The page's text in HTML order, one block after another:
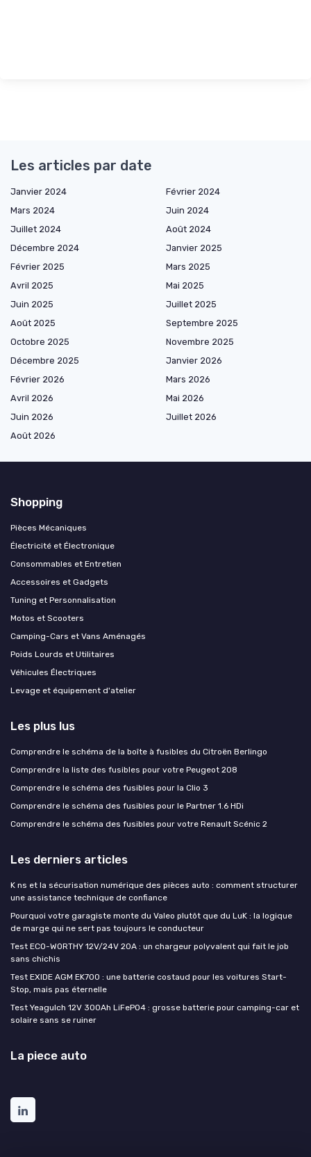
Les articles par date
Janvier 2024
Février 2024
Mars 2024
Juin 2024
Juillet 2024
Août 2024
Décembre 2024
Janvier 2025
Février 2025
Mars 2025
Avril 2025
Mai 2025
Juin 2025
Juillet 2025
Août 2025
Septembre 2025
Octobre 2025
Novembre 2025
Décembre 2025
Janvier 2026
Février 2026
Mars 2026
Avril 2026
Mai 2026
Juin 2026
Juillet 2026
Août 2026
Shopping
Pièces Mécaniques
Électricité et Électronique
Consommables et Entretien
Accessoires et Gadgets
Tuning et Personnalisation
Motos et Scooters
Camping-Cars et Vans Aménagés
Poids Lourds et Utilitaires
Véhicules Électriques
Levage et équipement d'atelier
Les plus lus
Comprendre le schéma de la boîte à fusibles du Citroën Berlingo
Comprendre la liste des fusibles pour votre Peugeot 208
Comprendre le schéma des fusibles pour la Clio 3
Comprendre le schéma des fusibles pour le Partner 1.6 HDi
Comprendre le schéma des fusibles pour votre Renault Scénic 2
Les derniers articles
K ns et la sécurisation numérique des pièces auto : comment structurer
une assistance technique de confiance
Pourquoi votre garagiste monte du Valeo plutôt que du LuK : la logique
de marge qui ne sert pas toujours le conducteur
Test ECO-WORTHY 12V/24V 20A : un chargeur polyvalent qui fait le job
sans chichis
Test EXIDE AGM EK700 : une batterie costaud pour les voitures Start-
Stop, mais pas éternelle
Test Yeagulch 12V 300Ah LiFePO4 : grosse batterie pour camping-car et
solaire sans se ruiner
La piece auto